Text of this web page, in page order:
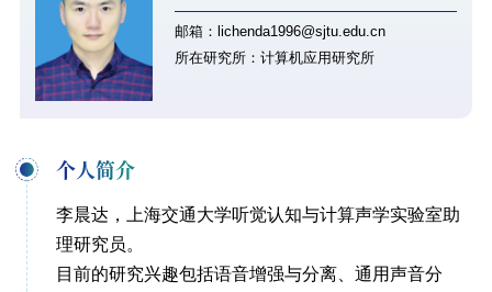
邮箱：lichenda1996@sjtu.edu.cn
所在研究所：计算机应用研究所
个人简介
李晨达，上海交通大学听觉认知与计算声学实验室助
理研究员。
目前的研究兴趣包括语音增强与分离、通用声音分